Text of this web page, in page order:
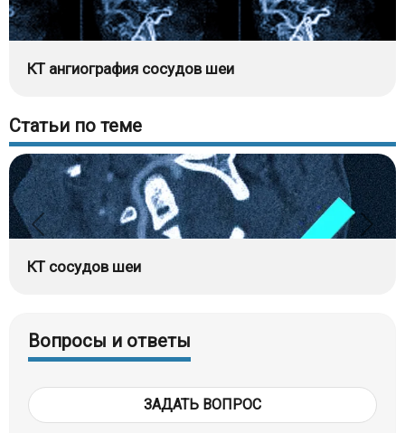
КТ ангиография сосудов шеи
Статьи по теме
КТ сосудов шеи
Вопросы и ответы
ЗАДАТЬ ВОПРОС